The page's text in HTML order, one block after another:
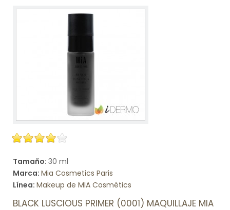
Tamaño: 30 ml
Marca: Mia Cosmetics Paris
Línea: Makeup de MIA Cosmétics
BLACK LUSCIOUS PRIMER (0001) MAQUILLAJE MIA